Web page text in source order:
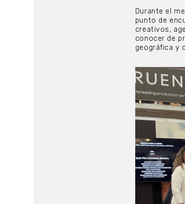
Durante el
punto de
creativos,
conocer de
geográfica y